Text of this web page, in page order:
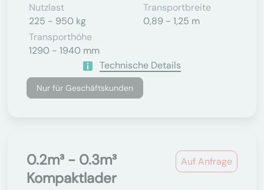
Nutzlast
225 - 950 kg
Transportbreite
0,89 - 1,25 m
Transporthöhe
1290 - 1940 mm
Technische Details
Nur für Geschäftskunden
Auf Anfrage
0.2m³ - 0.3m³
Kompaktlader